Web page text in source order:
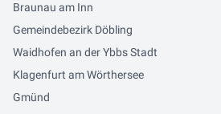
Braunau am Inn
Gemeindebezirk Döbling
Waidhofen an der Ybbs Stadt
Klagenfurt am Wörthersee
Gmünd